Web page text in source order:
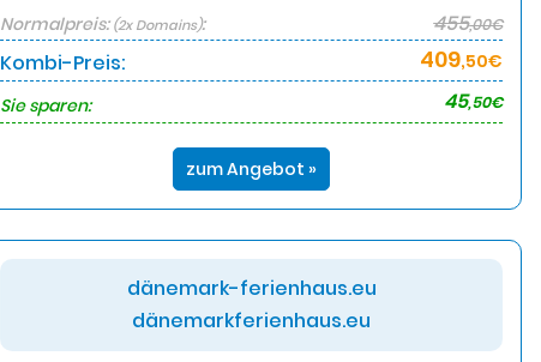
Normalpreis:(2x Domains): 455,00€
Kombi-Preis: 409,50€
Sie sparen:
45,50€
zum Angebot »
dänemark-ferienhaus.eu
dänemarkferienhaus.eu